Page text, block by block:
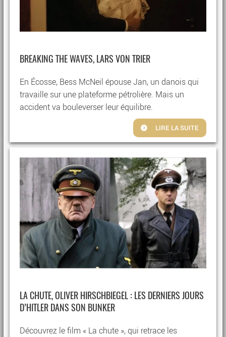
BREAKING THE WAVES, LARS VON TRIER
En Écosse, Bess McNeil épouse Jan, un danois qui
travaille sur une plateforme pétrolière. Mais un
accident va bouleverser leur équilibre.
LIRE LA SUITE
LA CHUTE, OLIVER HIRSCHBIEGEL : LES DERNIERS JOURS
D’HITLER DANS SON BUNKER
Découvrez le film « La chute », qui retrace les